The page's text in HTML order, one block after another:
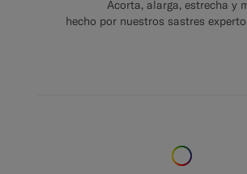
Acorta, alarga, estrecha y
hecho por nuestros sastres